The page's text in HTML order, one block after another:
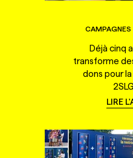
CAMPAGNES
Déjà cinq
transforme
dons pour
LIRE